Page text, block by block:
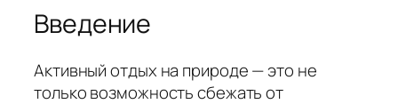
Введение
Активный отдых на природе — это не
только возможность сбежать от